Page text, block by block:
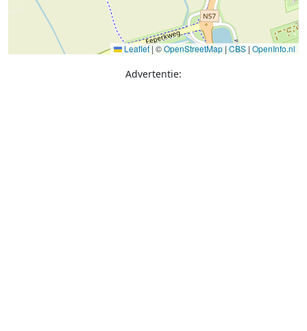
Leaflet | ©OpenStreetMap | CBS | OpenInfo.nl
Advertentie: